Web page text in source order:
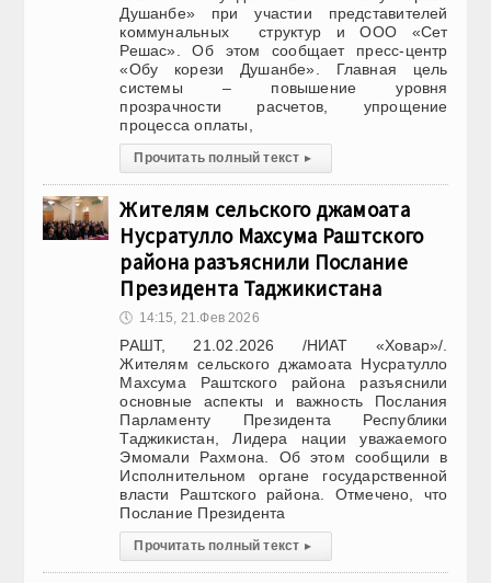
Душанбе» при участии представителей
коммунальных структур и ООО «Сет
Решас». Об этом сообщает пресс-центр
«Обу корези Душанбе». Главная цель
системы – повышение уровня
прозрачности расчетов, упрощение
процесса оплаты,
Прочитать полный текст ▸
Жителям сельского джамоата
Нусратулло Махсума Раштского
района разъяснили Послание
Президента Таджикистана
🕔 14:15, 21.Фев 2026
РАШТ, 21.02.2026 /НИАТ «Ховар»/.
Жителям сельского джамоата Нусратулло
Махсума Раштского района разъяснили
основные аспекты и важность Послания
Парламенту Президента Республики
Таджикистан, Лидера нации уважаемого
Эмомали Рахмона. Об этом сообщили в
Исполнительном органе государственной
власти Раштского района. Отмечено, что
Послание Президента
Прочитать полный текст ▸